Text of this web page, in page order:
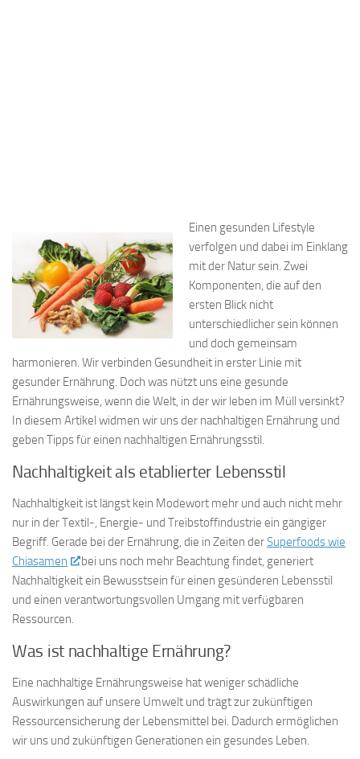
Einen gesunden Lifestyle
verfolgen und dabei im Einklang
mit der Natur sein. Zwei
Komponenten, die auf den
ersten Blick nicht
unterschiedlicher sein können
und doch gemeinsam
harmonieren. Wir verbinden Gesundheit in erster Linie mit
gesunder Ernährung. Doch was nützt uns eine gesunde
Ernährungsweise, wenn die Welt, in der wir leben im Müll versinkt?
In diesem Artikel widmen wir uns der nachhaltigen Ernährung und
geben Tipps für einen nachhaltigen Ernährungsstil.
Nachhaltigkeit als etablierter Lebensstil
Nachhaltigkeit ist längst kein Modewort mehr und auch nicht mehr
nur in der Textil-, Energie- und Treibstoffindustrie ein gängiger
Begriff. Gerade bei der Ernährung, die in Zeiten derSuperfoods wie
Chiasamen
bei uns noch mehr Beachtung findet, generiert
Nachhaltigkeit ein Bewusstsein für einen gesünderen Lebensstil
und einen verantwortungsvollen Umgang mit verfügbaren
Ressourcen.
Was ist nachhaltige Ernährung?
Eine nachhaltige Ernährungsweise hat weniger schädliche
Auswirkungen auf unsere Umwelt und trägt zur zukünftigen
Ressourcensicherung der Lebensmittel bei. Dadurch ermöglichen
wir uns und zukünftigen Generationen ein gesundes Leben.